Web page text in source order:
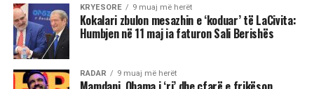
KRYESORE 9 muaj më herët
Kokalari zbulon mesazhin e ‘koduar’ të LaCivita:
Humbjen në 11 maj ia faturon Sali Berishës
RADAR 9 muaj më herët